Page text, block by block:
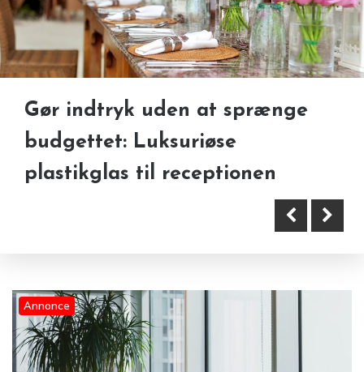
Store krukker til kontorplanter:
Sådan vælger virksomheder den
sommerens tørke: sådan får du
plænen plan igen
Gør indtryk uden at sprænge
budgettet: Luksuriøse
plastikglas til receptionen
Annonce